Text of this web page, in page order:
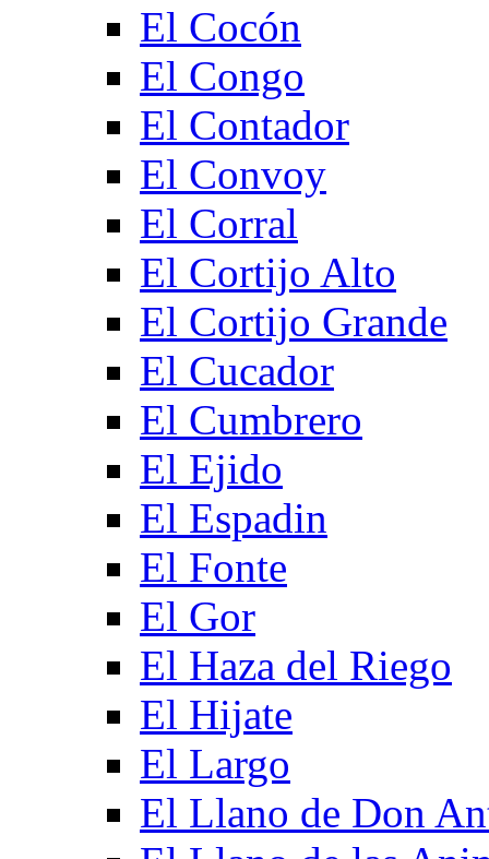
El Cocón
El Congo
El Contador
El Convoy
El Corral
El Cortijo Alto
El Cortijo Grande
El Cucador
El Cumbrero
El Ejido
El Espadin
El Fonte
El Gor
El Haza del Riego
El Hijate
El Largo
El Llano de Don